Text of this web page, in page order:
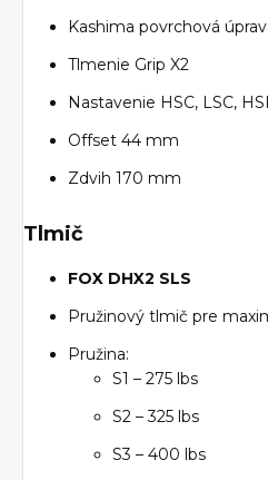
Kashima povrchová
Tlmenie Grip X2
Nastavenie HSC, LSC,
Offset 44 mm
Zdvih 170 mm
Tlmič
FOX DHX2 SLS
Pružinový tlmič pre
Pružina:
S1 – 275 lbs
S2 – 325 lbs
S3 – 400 lbs